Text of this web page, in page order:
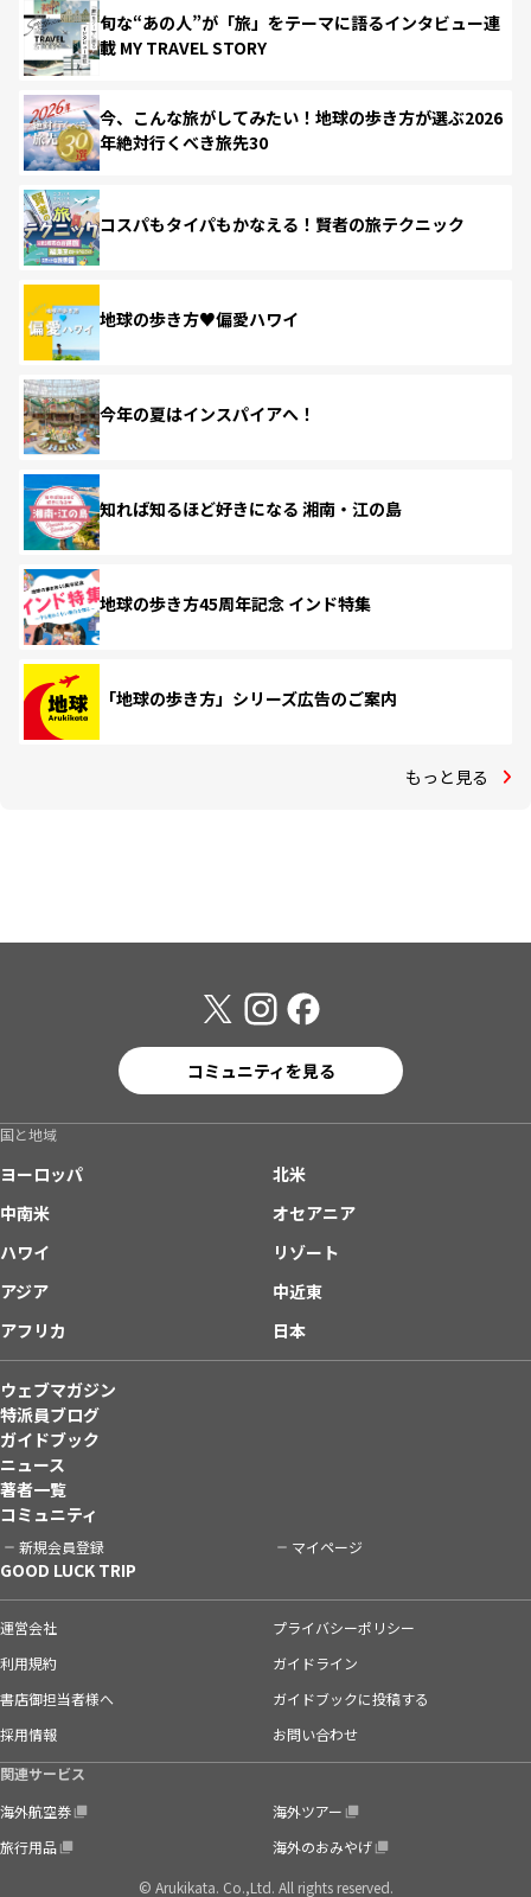
旬な“あの人”が「旅」をテーマに語るインタビュー連
載 MY TRAVEL STORY
今、こんな旅がしてみたい！地球の歩き方が選ぶ2026
年絶対行くべき旅先30
コスパもタイパもかなえる！賢者の旅テクニック
地球の歩き方♥偏愛ハワイ
今年の夏はインスパイアへ！
知れば知るほど好きになる 湘南・江の島
地球の歩き方45周年記念 インド特集
「地球の歩き方」シリーズ広告のご案内
もっと見る
コミュニティを見る
国と地域
ヨーロッパ
北米
中南米
オセアニア
ハワイ
リゾート
アジア
中近東
アフリカ
日本
ウェブマガジン
特派員ブログ
ガイドブック
ニュース
著者一覧
コミュニティ
新規会員登録 マイページ
GOOD LUCK TRIP
運営会社
プライバシーポリシー
利用規約
ガイドライン
書店御担当者様へ
ガイドブックに投稿する
採用情報
お問い合わせ
関連サービス
海外航空券
海外ツアー
旅行用品
海外のおみやげ
© Arukikata. Co.,Ltd. All rights reserved.